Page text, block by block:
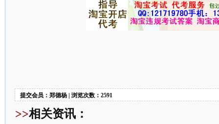
提交会员：郑德杨 | 浏览次数：2591
>>相关资讯：